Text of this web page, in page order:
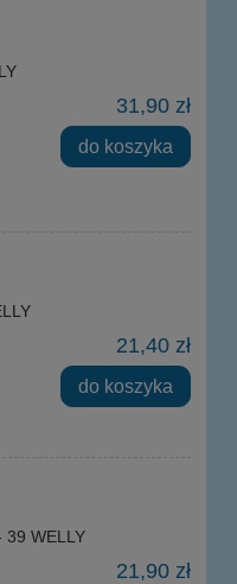
31,90 zł
do koszyka
21,40 zł
do koszyka
39 WELLY
21,90 zł